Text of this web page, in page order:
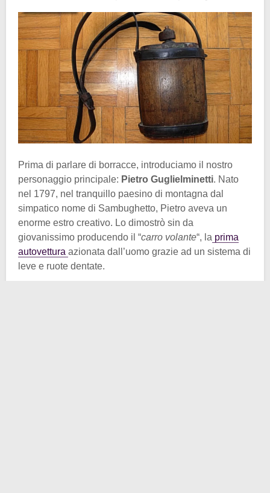
Prima di parlare di borracce, introduciamo il nostro
personaggio principale: Pietro Guglielminetti. Nato
nel 1797, nel tranquillo paesino di montagna dal
simpatico nome di Sambughetto, Pietro aveva un
enorme estro creativo. Lo dimostrò sin da
giovanissimo producendo il “carro volante“, la prima
autovettura azionata dall’uomo grazie ad un sistema di
leve e ruote dentate.